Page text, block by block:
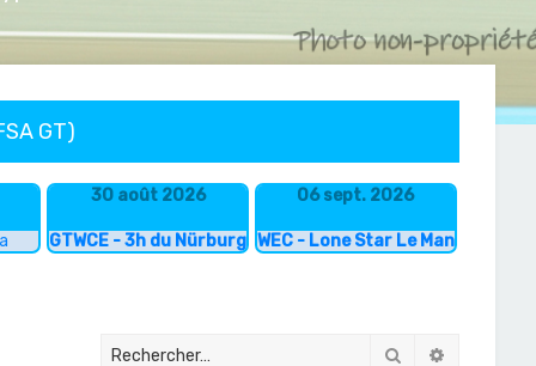
GT)
30 août 2026
GTWCE - 3h du Nürburgring
06 sept. 2026
WEC - Lone Star Le Mans
Rechercher